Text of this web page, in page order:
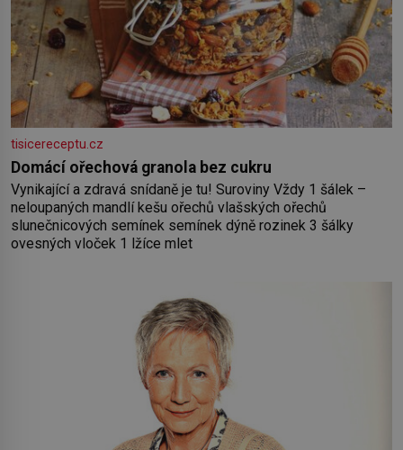
tisicereceptu.cz
Domácí ořechová granola bez cukru
Vynikající a zdravá snídaně je tu! Suroviny Vždy 1 šálek –
neloupaných mandlí kešu ořechů vlašských ořechů
slunečnicových semínek semínek dýně rozinek 3 šálky
ovesných vloček 1 lžíce mlet